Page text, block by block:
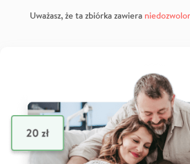
Uważasz, że ta zbiórka zawiera